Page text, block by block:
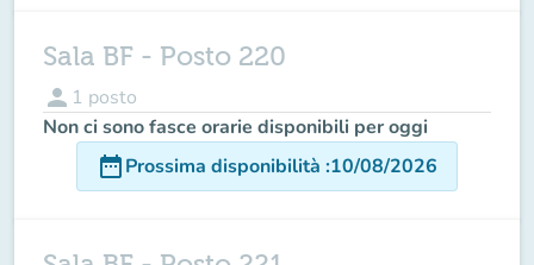
Sala BF - Posto 220
person 1 posto
Non ci sono fasce orarie disponibili per oggi
date_rangeProssima disponibilità :10/08/2026